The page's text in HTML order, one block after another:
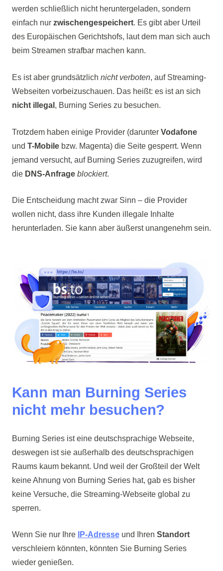
werden schließlich nicht heruntergeladen, sondern
einfach nur zwischengespeichert. Es gibt aber Urteil
des Europäischen Gerichtshofs, laut dem man sich auch
beim Streamen strafbar machen kann.
Es ist aber grundsätzlich nicht verboten, auf Streaming-
Webseiten vorbeizuschauen. Das heißt: es ist an sich
nicht illegal , Burning Series zu besuchen.
Trotzdem haben einige Provider (darunter Vodafone
und T-Mobilebzw. Magenta) die Seite gesperrt. Wenn
jemand versucht, auf Burning Series zuzugreifen, wird
die DNS-Anfrage blockiert.
Die Entscheidung macht zwar Sinn – die Provider
wollen nicht, dass ihre Kunden illegale Inhalte
herunterladen. Sie kann aber äußerst unangenehm sein.
Kann man Burning Series
nicht mehr besuchen?
Burning Series ist eine deutschsprachige Webseite,
deswegen ist sie außerhalb des deutschsprachigen
Raums kaum bekannt. Und weil der Großteil der Welt
keine Ahnung von Burning Series hat, gab es bisher
keine Versuche, die Streaming-Webseite global zu
sperren.
Wenn Sie nur Ihre IP-Adresseund Ihren Standort
verschleiern könnten, könnten Sie Burning Series
wieder genießen.